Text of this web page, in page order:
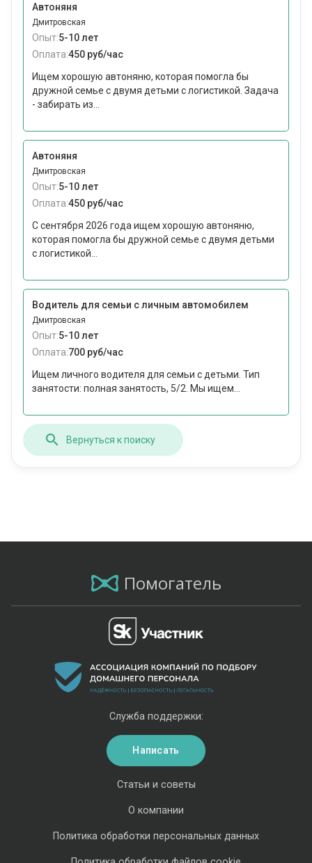
Автоняня
Дмитровская
Опыт:5-10 лет
Оплата:450 руб/час
Ищем хорошую автоняню, которая помогла бы
дружной семье с двумя детьми с логистикой. Задача
- забирать из...
Автоняня
Дмитровская
Опыт:5-10 лет
Оплата:450 руб/час
С сентября 2026 года ищем хорошую автоняню,
которая помогла бы дружной семье с двумя детьми
с логистикой...
Водитель для семьи с личным автомобилем
Дмитровская
Опыт:5-10 лет
Оплата:700 руб/час
Ищем личного водителя для семьи с детьми. Тип
занятости: полная занятость, 5/2. Мы ищем...
Вернуться к поиску
Помогатель
Статьи и советы
О компании
Политика обработки персональных данных
Служба поддержки:
Написать